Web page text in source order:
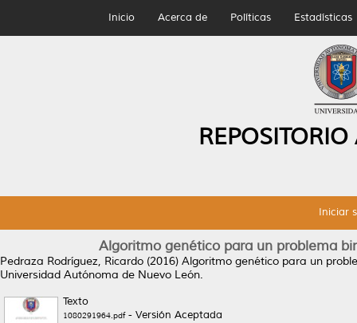
Inicio Acerca de Políticas Estadísticas
Iniciar
Algoritmo genético para un problema
Pedraza Rodríguez, Ricardo (2016) Algoritmo genético para un
Universidad Autónoma de Nuevo León.
Texto
1080291964.pdf- Versión Aceptada